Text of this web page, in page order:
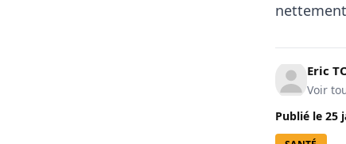
Eric
Voir
Publié le 25